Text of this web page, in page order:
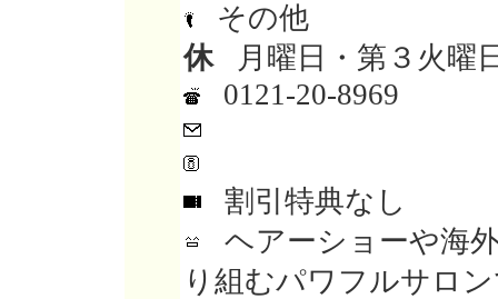
その他
休月曜日・第３火曜
0121-20-8969
割引特典なし
ヘアーショーや海
り組むパワフルサロ